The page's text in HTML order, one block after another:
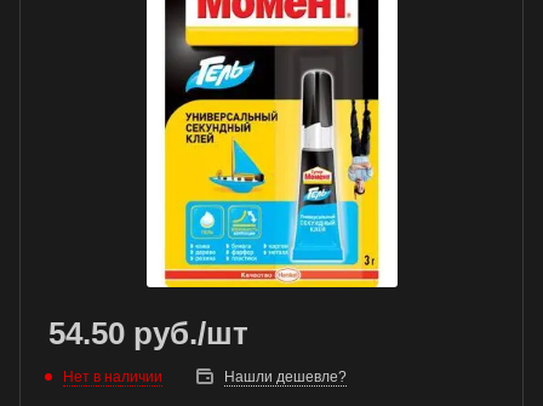
54.50 руб./шт
Нет в наличии Нашли дешевле?